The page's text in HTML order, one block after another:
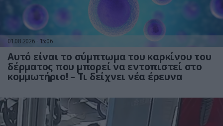
01.08.2026 15:06
Αυτό είναι το σύμπτωμα του καρκίνου του
δέρματος που μπορεί να εντοπιστεί στο
κομμωτήριο! – Τι δείχνει νέα έρευνα